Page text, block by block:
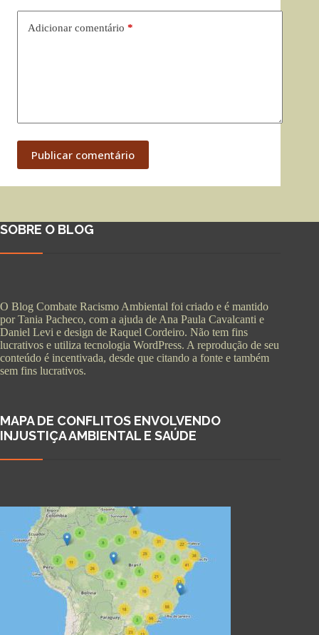
Adicionar comentário *
Publicar comentário
SOBRE O BLOG
O Blog Combate Racismo Ambiental foi criado e é mantido
por Tania Pacheco, com a ajuda de Ana Paula Cavalcanti e
Daniel Levi e design de Raquel Cordeiro. Não tem fins
lucrativos e utiliza tecnologia WordPress. A reprodução de seu
conteúdo é incentivada, desde que citando a fonte e também
sem fins lucrativos.
MAPA DE CONFLITOS ENVOLVENDO
INJUSTIÇA AMBIENTAL E SAÚDE